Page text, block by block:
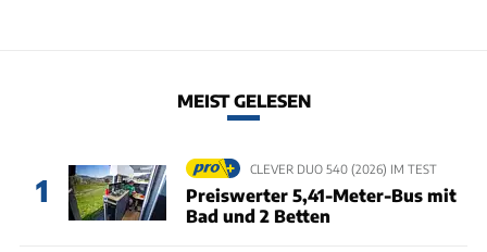
MEIST GELESEN
1
CLEVER DUO 540 (2026) IM TEST
Preiswerter 5,41-Meter-Bus mit
Bad und 2 Betten